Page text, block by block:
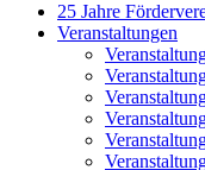
25 Jahre
Veranstaltungen